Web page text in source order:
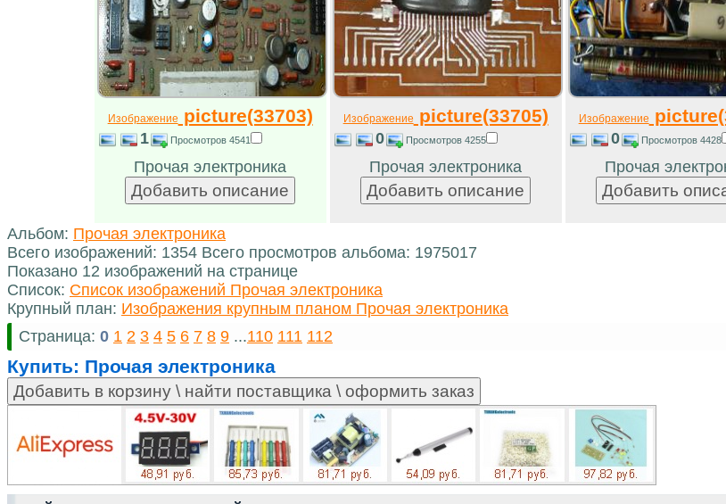
Изображение picture(33703)
1 Просмотров 4541
Прочая электроника
Изображение picture(33705)
0 Просмотров 4255
Прочая электроника
Изображение
0 Просмотров 4428
Прочая
Альбом: Прочая электроника
Всего изображений: 1354 Всего просмотров альбома: 1975017
Показано 12 изображений на странице
Список: Список изображений Прочая электроника
Крупный план: Изображения крупным планом Прочая электроника
Страница: 0 1 2 3 4 5 6 7 8 9 ...110 111 112
Купить: Прочая электроника